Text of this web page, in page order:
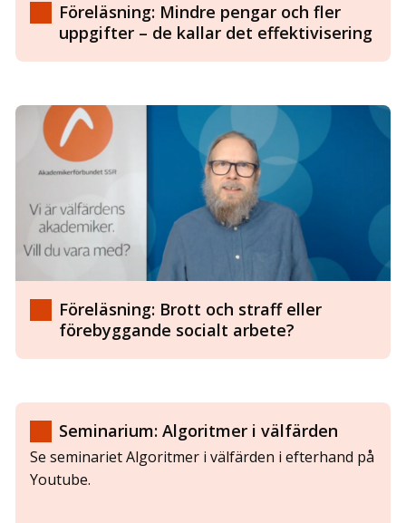
Föreläsning: Mindre pengar och fler
uppgifter – de kallar det effektivisering
Föreläsning: Brott och straff eller
förebyggande socialt arbete?
Seminarium: Algoritmer i välfärden
Se seminariet Algoritmer i välfärden i efterhand på
Youtube.